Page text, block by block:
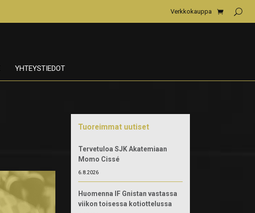
Verkkokauppa
YHTEYSTIEDOT
Tuoreimmat uutiset
Tervetuloa SJK Akatemiaan
Momo Cissé
6.8.2026
Huomenna IF Gnistan vastassa
viikon toisessa kotiottelussa